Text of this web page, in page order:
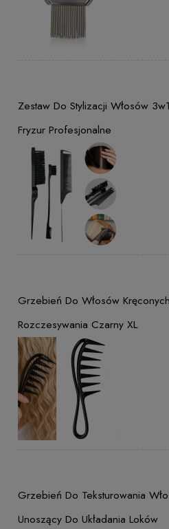
Zestaw Do Stylizacji Włosów
Fryzur Profesjonalne
Grzebień Do Włosów
Rozczesywania Czarny XL
Grzebień Do Teksturowania
Unoszący Do Układania Loków